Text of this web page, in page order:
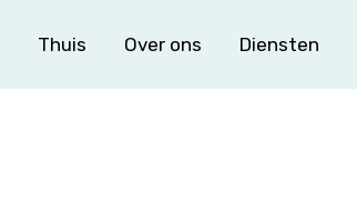
Thuis Over ons Diensten